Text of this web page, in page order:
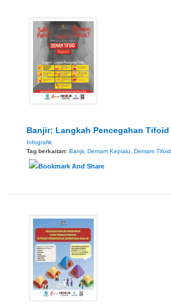
Banjir: Langkah Pencegahan Tifoid
Infografik
Tag berkaitan: Banjir, Demam Kepialu Demam Tifoid